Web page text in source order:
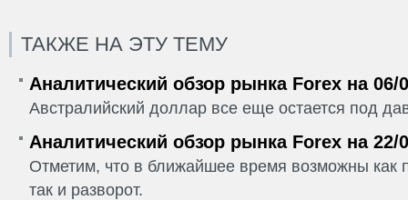
ТАКЖЕ НА ЭТУ ТЕМУ
Аналитический обзор рынка Forex на 06/
Австралийский доллар все еще остается под
Аналитический обзор рынка Forex на 22/
Отметим, что в ближайшее время возможны как
так и разворот.